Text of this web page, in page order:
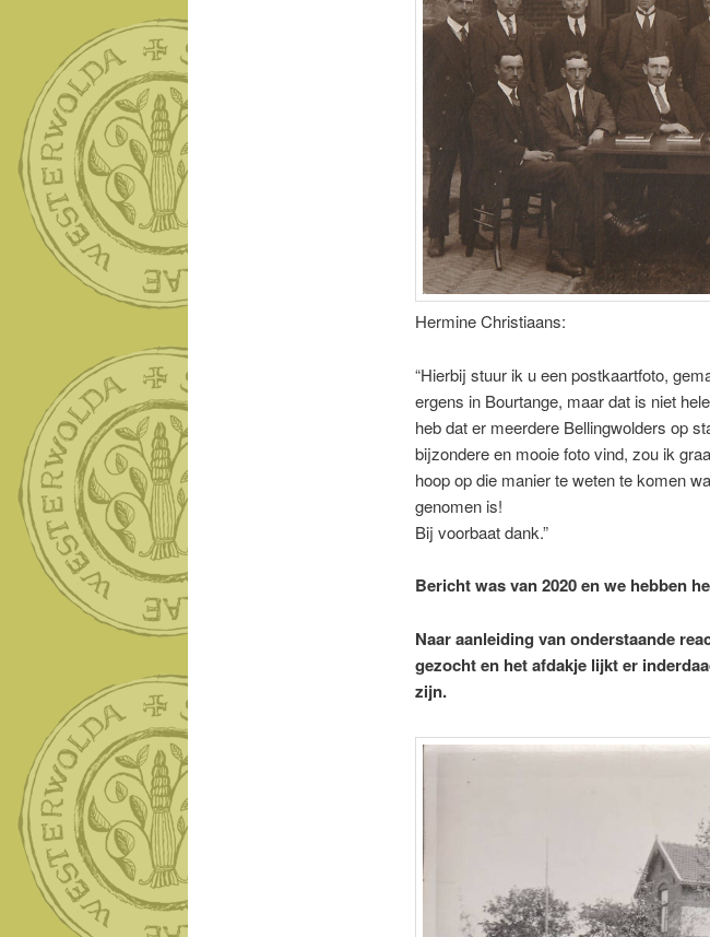
Hermine Christiaans:
“Hierbij stuur ik u een postkaartfoto,
ergens in Bourtange, maar dat is niet
heb dat er meerdere Bellingwolders op
bijzondere en mooie foto vind, zou ik
hoop op die manier te weten te komen
genomen is!
Bij voorbaat dank.”
Bericht was van 2020 en we hebben
Naar aanleiding van onderstaande
gezocht en het afdakje lijkt er
zijn.